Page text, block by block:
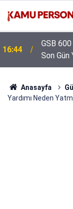
16:44
GSB
Son Gün
Anasayfa
Yardımı Neden